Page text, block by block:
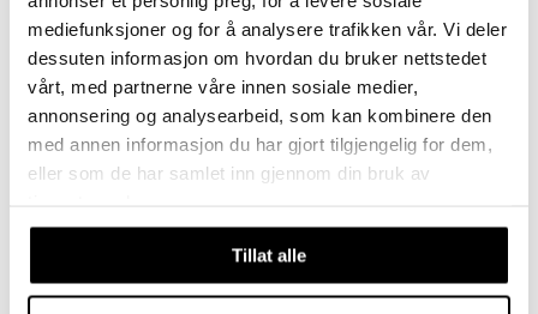
mediefunksjoner og for å analysere trafikken vår. Vi deler
dessuten informasjon om hvordan du bruker nettstedet
vårt, med partnerne våre innen sosiale medier,
annonsering og analysearbeid, som kan kombinere den
med annen informasjon du har gjort tilgjengelig for dem,
eller som de har samlet inn gjennom din bruk av
Tillat alle
Till elcykel
Momas
REA
Cykelservice
Kundservice
Se allt inom Kundservice
Teknisk hjälp för elcyklar
MOMAS JASON+
Momas Balance